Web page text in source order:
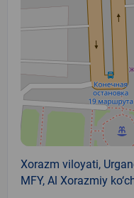
Xorazm viloyati,
MFY, Al Xorazmiy